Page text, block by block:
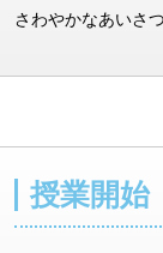
さわやかなあいさ
授業開始